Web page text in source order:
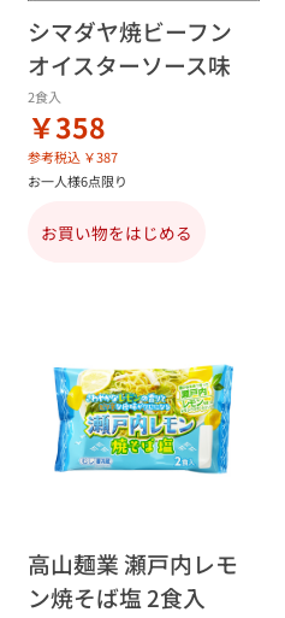
シマダヤ焼ビーフン
オイスターソース味
2食入
￥358
参考税込 ￥387
お一人様6点限り
お買い物をはじめる
高山麺業 瀬戸内レモ
ン焼そば塩 2食入